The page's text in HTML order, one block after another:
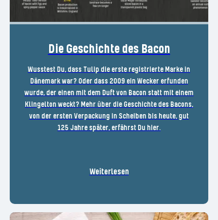
Die Geschichte des Bacon
Wusstest Du, dass Tulip die erste registrierte Marke in
Dänemark war? Oder dass 2009 ein Wecker erfunden
wurde, der einen mit dem Duft von Bacon statt mit einem
Klingelton weckt? Mehr über die Geschichte des Bacons,
von der ersten Verpackung in Scheiben bis heute, gut
125 Jahre später, erfährst Du hier.
Weiterlesen